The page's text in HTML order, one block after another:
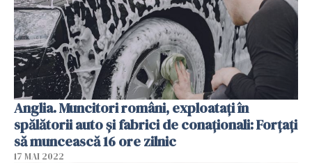
Anglia. Muncitori români, exploatați în
spălătorii auto și fabrici de conaționali: Forțați
să muncească 16 ore zilnic
17 MAI 2022